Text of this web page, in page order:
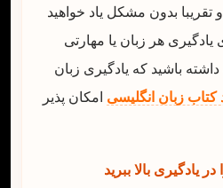
تقریبا بدون مشکل یاد خواهید
هر زبان یا مهارتی
باشید که یادگیری زبان
کتاب زبان انگلیسی امکان پذیر
یادگیری بالا ببرید